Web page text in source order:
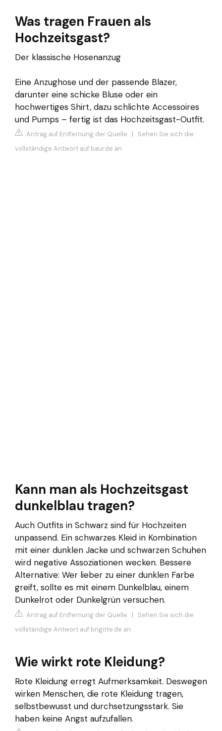
Was tragen Frauen als
Hochzeitsgast?
Der klassische Hosenanzug
Eine Anzughose und der passende Blazer,
darunter eine schicke Bluse oder ein
hochwertiges Shirt, dazu schlichte Accessoires
und Pumps – fertig ist das Hochzeitsgast-Outfit.
Antrag auf Entfernung der Quelle | Sehen Sie sich die
vollständige Antwort auf baur.de an
Kann man als Hochzeitsgast
dunkelblau tragen?
Auch Outfits in Schwarz sind für Hochzeiten
unpassend. Ein schwarzes Kleid in Kombination
mit einer dunklen Jacke und schwarzen Schuhen
wird negative Assoziationen wecken. Bessere
Alternative: Wer lieber zu einer dunklen Farbe
greift, sollte es mit einem Dunkelblau, einem
Dunkelrot oder Dunkelgrün versuchen.
Antrag auf Entfernung der Quelle | Sehen Sie sich die
vollständige Antwort auf brigitte.de an
Wie wirkt rote Kleidung?
Rote Kleidung erregt Aufmerksamkeit. Deswegen
wirken Menschen, die rote Kleidung tragen,
selbstbewusst und durchsetzungsstark. Sie
haben keine Angst aufzufallen.